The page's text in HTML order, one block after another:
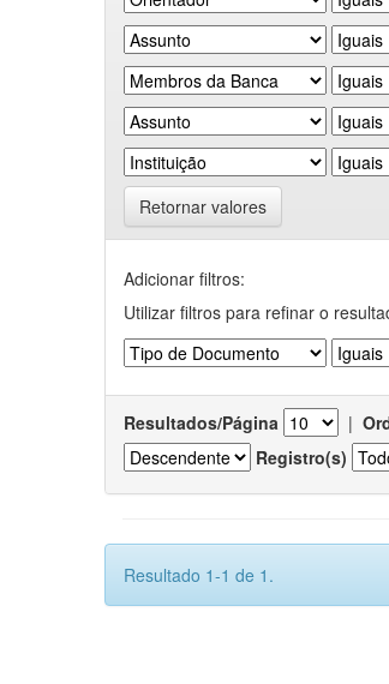
Retornar valores
Adicionar filtros:
Utilizar filtros para refinar o
Resultados/Página |
Registro(s)
Resultado 1-1 de 1.